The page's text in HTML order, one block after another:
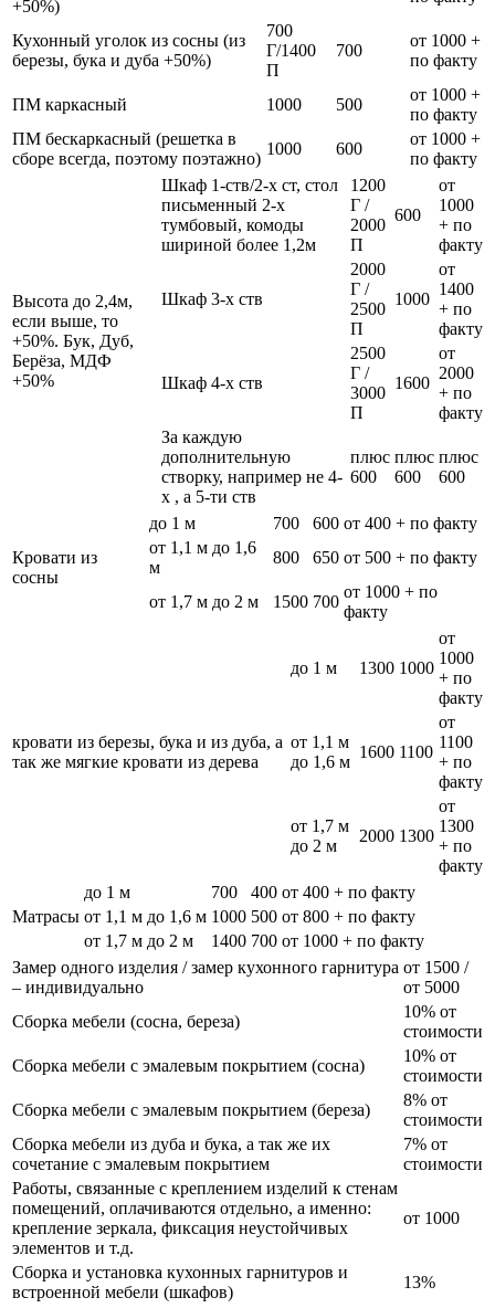
+50%)
Кухонный уголок из сосны (из
березы, бука и дуба +50%)
700
Г/1400
П
700
от 1000 +
по факту
ПМ каркасный 1000 500
от 1000 +
по факту
ПМ бескаркасный (решетка в
сборе всегда, поэтому поэтажно)
1000 600
от 1000 +
по факту
Высота до 2,4м,
если выше, то
+50%. Бук, Дуб,
Берёза, МДФ
+50%
Шкаф 1-ств/2-х ст, стол
письменный 2-х
тумбовый, комоды
шириной более 1,2м
1200
Г /
2000
П
600
от
1000
+ по
факту
Шкаф 3-х ств
2000
Г /
2500
П
1000
от
1400
+ по
факту
Шкаф 4-х ств
2500
Г /
3000
П
1600
от
2000
+ по
факту
За каждую
дополнительную
створку, например не 4-
х , а 5-ти ств
плюс
600
плюс
600
плюс
600
Кровати из
сосны
до 1 м 700 600 от 400 + по факту
от 1,1 м до 1,6
м
800 650 от 500 + по факту
от 1,7 м до 2 м 1500 700
от 1000 + по
факту
кровати из березы, бука и из дуба, а
так же мягкие кровати из дерева
до 1 м 1300 1000
от
1000
+ по
факту
от 1,1 м
до 1,6 м
1600 1100
от
1100
+ по
факту
от 1,7 м
до 2 м
2000 1300
от
1300
+ по
факту
Матрасы
до 1 м 700 400 от 400 + по факту
от 1,1 м до 1,6 м 1000 500 от 800 + по факту
от 1,7 м до 2 м
1400 700 от 1000 + по факту
Замер одного изделия / замер кухонного гарнитура
– индивидуально
от 1500 /
от 5000
Сборка мебели (сосна, береза)
10% от
стоимости
Сборка мебели с эмалевым покрытием (сосна)
10% от
стоимости
Сборка мебели с эмалевым покрытием (береза)
8% от
стоимости
Сборка мебели из дуба и бука, а так же их
сочетание с эмалевым покрытием
7% от
стоимости
Работы, связанные с креплением изделий к стенам
помещений, оплачиваются отдельно, а именно:
крепление зеркала, фиксация неустойчивых
элементов и т.д.
от 1000
Сборка и установка кухонных гарнитуров и
встроенной мебели (шкафов)
13%